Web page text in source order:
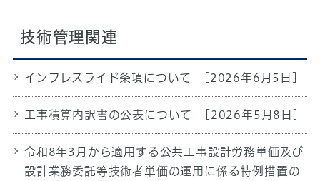
技術管理関連
インフレスライド条項について [2026年6月5日]
工事積算内訳書の公表について [2026年5月8日]
令和8年3月から適用する公共工事設計労務単価及び
設計業務委託等技術者単価の運用に係る特例措置の